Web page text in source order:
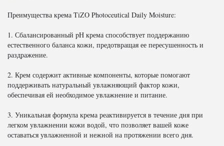
Преимущества крема TiZO Photoceutiсal Daily Moisture:
1. Сбалансированный pH крема способствует поддержанию
естественного баланса кожи, предотвращая ее пересушенность и
раздражение.
2. Крем содержит активные компоненты, которые помогают
поддерживать натуральный увлажняющий фактор кожи,
обеспечивая ей необходимое увлажнение и питание.
3. Уникальная формула крема реактивируется в течение дня при
легком увлажнении кожи водой, что позволяет вашей коже
оставаться увлажненной и нежной на протяжении всего дня.